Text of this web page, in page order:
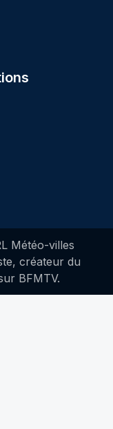
Météo-villes
créateur du
BFMTV.